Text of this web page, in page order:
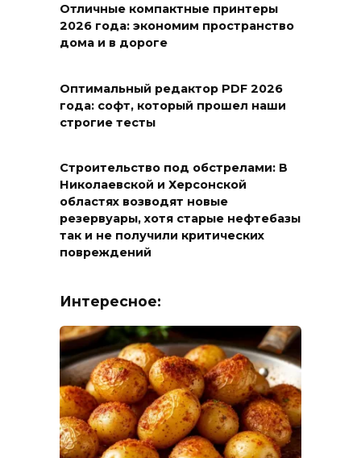
Отличные компактные принтеры
2026 года: экономим пространство
дома и в дороге
Оптимальный редактор PDF 2026
года: софт, который прошел наши
строгие тесты
Строительство под обстрелами: В
Николаевской и Херсонской
областях возводят новые
резервуары, хотя старые нефтебазы
так и не получили критических
повреждений
Интересное: